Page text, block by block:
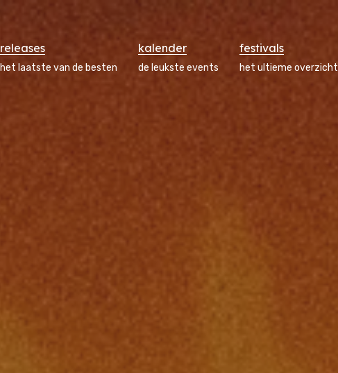
releases
het laatste van de besten
kalender
de leukste events
festivals
het ultieme overzicht